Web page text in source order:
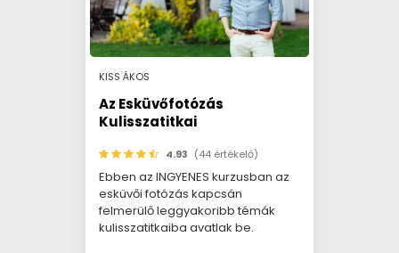
KISS ÁKOS
Az Esküvőfotózás
Kulisszatitkai
4.93 (44 értékelő)
Ebben az INGYENES kurzusban az
esküvői fotózás kapcsán
felmerülő leggyakoribb témák
kulisszatitkaiba avatlak be.